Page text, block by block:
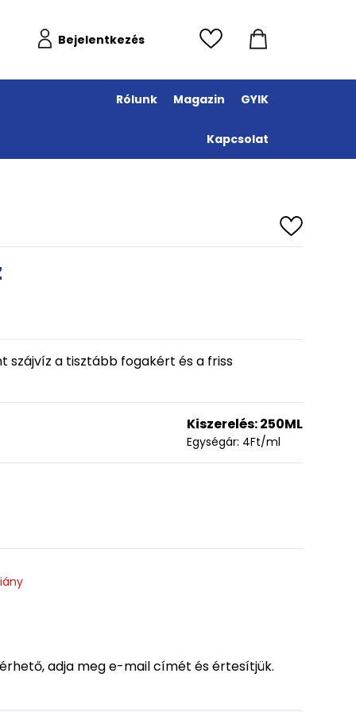
Bejelentkezés
Rólunk Magazin GYIK
Kapcsolat
szájvíz a tisztább fogakért és a friss
Kiszerelés:250ML
Egységár: 4Ft/ml
adja meg e-mail címét és értesítjük.